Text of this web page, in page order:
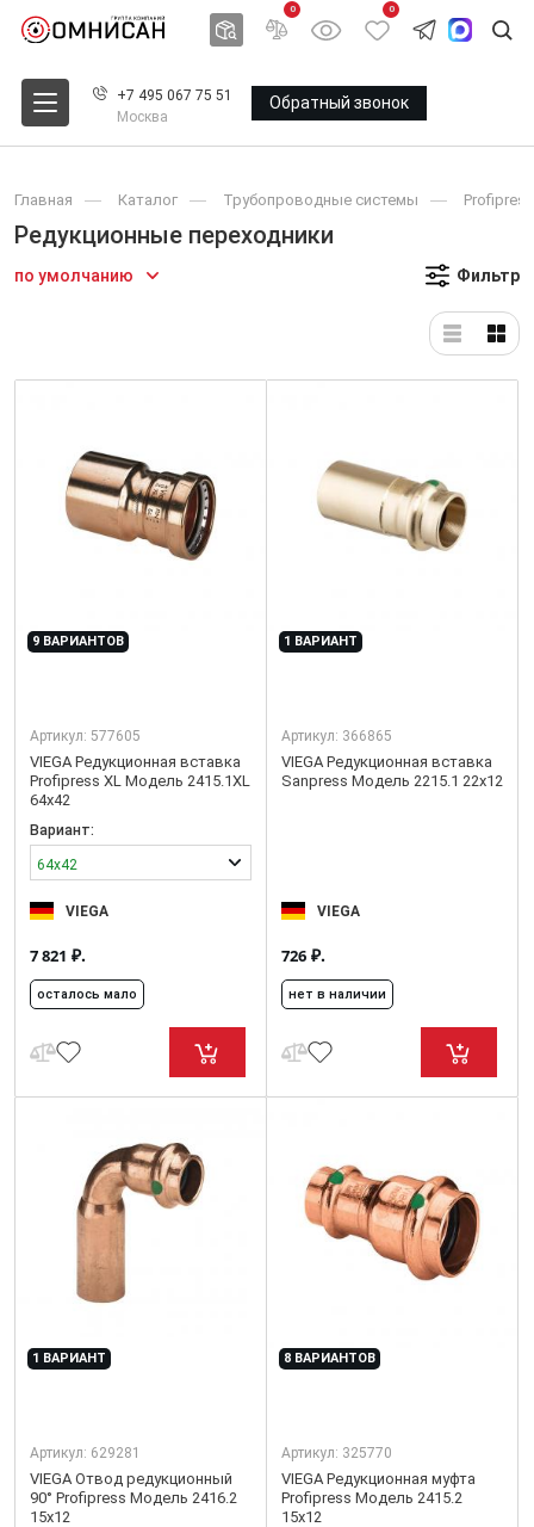
0 0
+7 495 067 75 51
Москва
Обратный звонок
Главная Каталог Трубопроводные системы Profipress
Редукционные переходники
по умолчанию Фильтр
9 ВАРИАНТОВ
Артикул: 577605
VIEGA Редукционная вставка
Profipress XL Модель 2415.1XL
64x42
Вариант:
64x42
VIEGA
7 821 ₽.
осталось мало
1 ВАРИАНТ
Артикул: 366865
VIEGA Редукционная вставка
Sanpress Модель 2215.1 22x12
VIEGA
726 ₽.
нет в наличии
1 ВАРИАНТ
Артикул: 629281
VIEGA Отвод редукционный
90° Profipress Модель 2416.2
15x12
8 ВАРИАНТОВ
Артикул: 325770
VIEGA Редукционная муфта
Profipress Модель 2415.2
15x12